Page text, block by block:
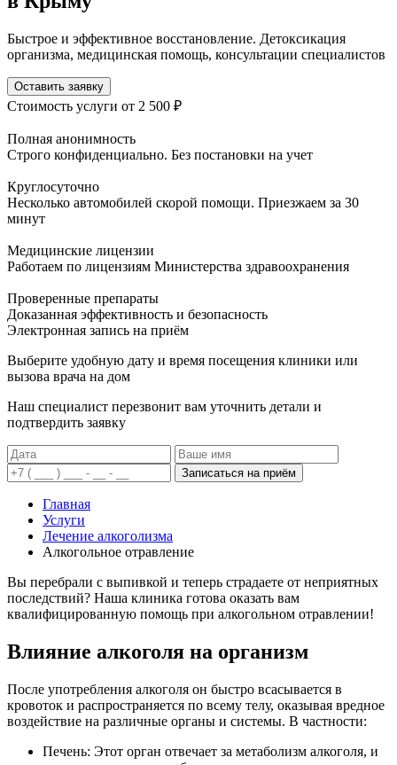
Быстрое и эффективное восстановление. Детоксикация
организма, медицинская помощь, консультации специалистов
Оставить заявку
Стоимость услуги от 2 500 ₽
Полная анонимность
Строго конфиденциально. Без постановки на учет
Круглосуточно
Несколько автомобилей скорой помощи. Приезжаем за 30
минут
Медицинские лицензии
Работаем по лицензиям Министерства здравоохранения
Проверенные препараты
Доказанная эффективность и безопасность
Электронная запись на приём
Выберите удобную дату и время посещения клиники или
вызова врача на дом
Наш специалист перезвонит вам уточнить детали и
подтвердить заявку
Записаться на приём
Главная
Услуги
Лечение алкоголизма
Алкогольное отравление
Вы перебрали с выпивкой и теперь страдаете от неприятных
последствий? Наша клиника готова оказать вам
квалифицированную помощь при алкогольном отравлении!
Влияние алкоголя на организм
После употребления алкоголя он быстро всасывается в
кровоток и распространяется по всему телу, оказывая вредное
воздействие на различные органы и системы. В частности:
Печень: Этот орган отвечает за метаболизм алкоголя, и